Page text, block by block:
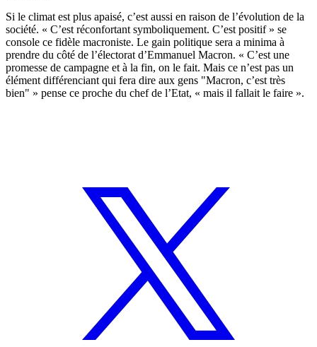
Si le climat est plus apaisé, c’est aussi en raison de l’évolution de la
société. « C’est réconfortant symboliquement. C’est positif » se
console ce fidèle macroniste. Le gain politique sera a minima à
prendre du côté de l’électorat d’Emmanuel Macron. « C’est une
promesse de campagne et à la fin, on le fait. Mais ce n’est pas un
élément différenciant qui fera dire aux gens "Macron, c’est très
bien" » pense ce proche du chef de l’Etat, « mais il fallait le faire ».